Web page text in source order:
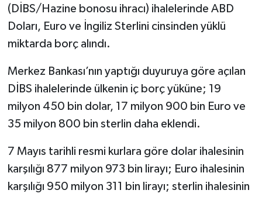
(DİBS/Hazine bonosu ihracı) ihalelerinde ABD
Doları, Euro ve İngiliz Sterlini cinsinden yüklü
miktarda borç alındı.
Merkez Bankası’nın yaptığı duyuruya göre açılan
DİBS ihalelerinde ülkenin iç borç yüküne; 19
milyon 450 bin dolar, 17 milyon 900 bin Euro ve
35 milyon 800 bin sterlin daha eklendi.
7 Mayıs tarihli resmi kurlara göre dolar ihalesinin
karşılığı 877 milyon 973 bin lirayı; Euro ihalesinin
karşılığı 950 milyon 311 bin lirayı; sterlin ihalesinin